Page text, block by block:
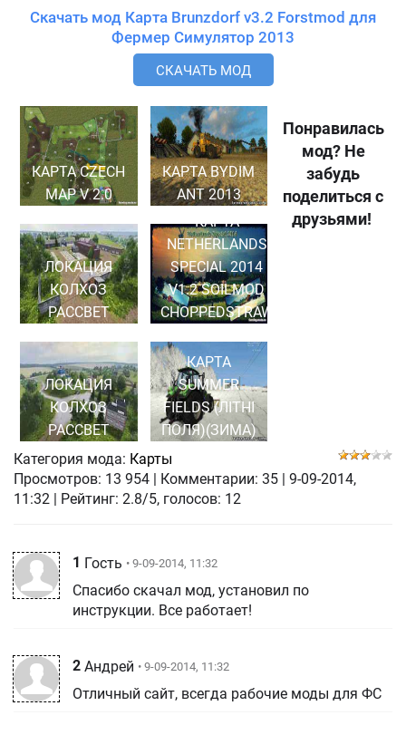
Скачать мод Карта Brunzdorf v3.2 Forstmod для
Фермер Симулятор 2013
СКАЧАТЬ МОД
КАРТА CZECH
MAP V 2.0
КАРТА BYDIM​
ANT 2013
ЛОКАЦИЯ
КОЛХОЗ
РАССВЕТ
КАРТА
NETHERLANDS
SPECIAL 2014
V1.2 SOILMOD
CHOPPEDSTRAW
ЛОКАЦИЯ
КОЛХОЗ
РАССВЕТ
КАРТА
SUMMER
FIELDS (ЛІТНІ
ПОЛЯ)(ЗИМА)
Понравилась
мод? Не
забудь
поделиться с
друзьями!
Категория мода: Карты
Просмотров: 13 954 Комментарии: 35
9-09-2014,
11:32
| Рейтинг: 2.8/5, голосов: 12
1 Гость • 9-09-2014, 11:32
Спасибо скачал мод, установил по
инструкции. Все работает!
2 Андрей • 9-09-2014, 11:32
Отличный сайт, всегда рабочие моды для ФС